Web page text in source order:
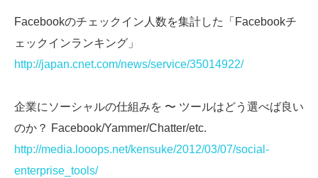
Facebookのチェックイン人数を集計した「Facebookチ
ェックインランキング」
http://japan.cnet.com/news/service/35014922/
企業にソーシャルの仕組みを 〜 ツールはどう選べば良い
のか？ Facebook/Yammer/Chatter/etc.
http://media.looops.net/kensuke/2012/03/07/social-
enterprise_tools/